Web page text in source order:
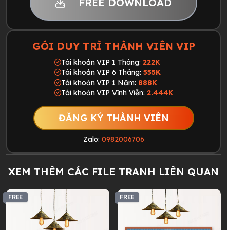
GÓI DUY TRÌ THÀNH VIÊN VIP
Tài khoản VIP 1 Tháng: 222K
Tài khoản VIP 6 Tháng: 555K
Tài khoản VIP 1 Năm: 888K
Tài khoản VIP Vĩnh Viễn: 2.444K
ĐĂNG KÝ THÀNH VIÊN
Zalo: 0982006706
XEM THÊM CÁC FILE TRANH LIÊN QUAN
FREE FREE